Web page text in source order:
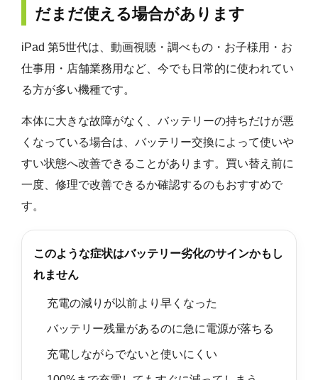
だまだ使える場合があります
iPad 第5世代は、動画視聴・調べもの・お子様用・お
仕事用・店舗業務用など、今でも日常的に使われてい
る方が多い機種です。
本体に大きな故障がなく、バッテリーの持ちだけが悪
くなっている場合は、バッテリー交換によって使いや
すい状態へ改善できることがあります。買い替え前に
一度、修理で改善できるか確認するのもおすすめで
す。
このような症状はバッテリー劣化のサインかもし
れません
充電の減りが以前より早くなった
バッテリー残量があるのに急に電源が落ちる
充電しながらでないと使いにくい